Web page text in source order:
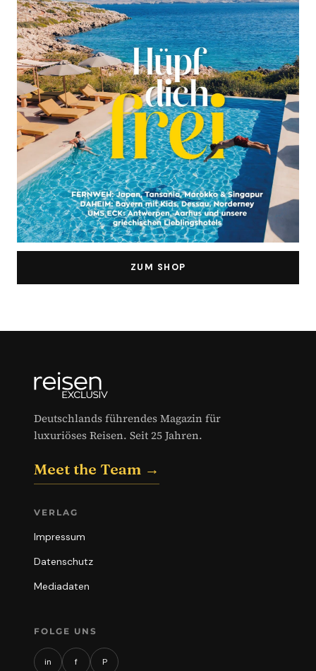
ZUM SHOP
Deutschlands führendes Magazin für
luxuriöses Reisen. Seit 25 Jahren.
Meet the Team →
VERLAG
Impressum
Datenschutz
Mediadaten
FOLGE UNS
in f P